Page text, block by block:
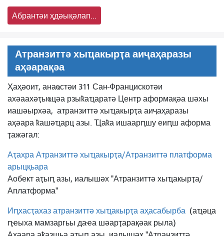
Абрантәи ҳдәықәлап...
Атранзиттә хыҵакырҭа аиҷаҳаразы
аҳәарақәа
Ҳаҳәоит, анаҩстәи 311 Сан-Францискотәи
ахәаахәҭыҩцәа рзыҟаҵаратә Центр аформақәа шәхы
иашәырхәа, атранзиттә хыҵакырҭа аиҷаҳаразы
аҳәара ҟашәҵарц азы. Ҵаҟа ишаарԥшу еиԥш аформа
ҭажәгал:
Аҭахра Атранзиттә хыҵакырҭа/Атранзиттә платформа
арыцқьара
Аобект аҭыԥ азы, иалышәх "Атранзиттә хыҵакырҭа/
Аплатформа"
Иԥхасҭахаз атранзиттә хыҵакырҭа аҳасабырба (аҵәца
ԥҽыха мамзаргьы даҽа шәарҭарақәак рыла)